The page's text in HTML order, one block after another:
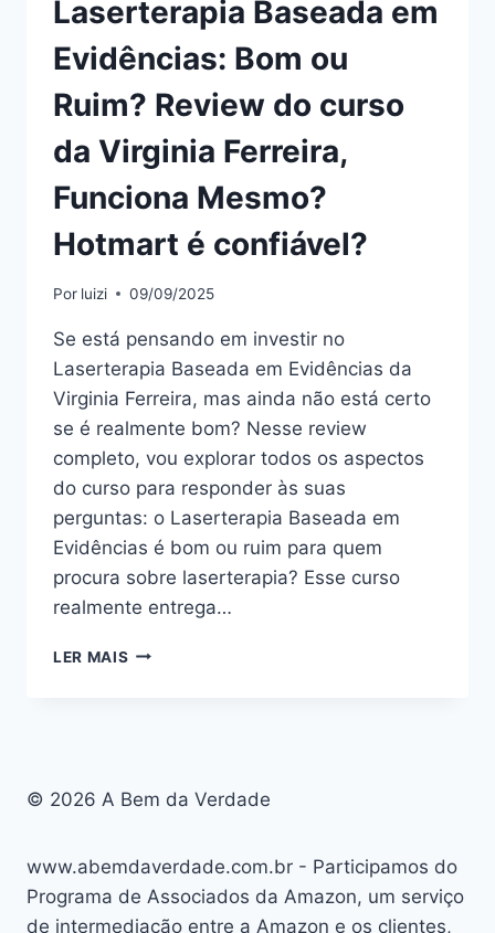
É
CONFIÁVEL?
Laserterapia Baseada em
Evidências: Bom ou
Ruim? Review do curso
da Virginia Ferreira,
Funciona Mesmo?
Hotmart é confiável?
Por luizi 09/09/2025
Se está pensando em investir no
Laserterapia Baseada em Evidências da
Virginia Ferreira, mas ainda não está certo
se é realmente bom? Nesse review
completo, vou explorar todos os aspectos
do curso para responder às suas
perguntas: o Laserterapia Baseada em
Evidências é bom ou ruim para quem
procura sobre laserterapia? Esse curso
realmente entrega…
LER MAIS LASERTERAPIA
RUIM?
CURSO
VIRGINIA
FERREIRA,
© 2026 A Bem da Verdade
www.abemdaverdade.com.br - Participamos do
Programa de Associados da Amazon, um serviço
de intermediação entre a Amazon e os clientes,